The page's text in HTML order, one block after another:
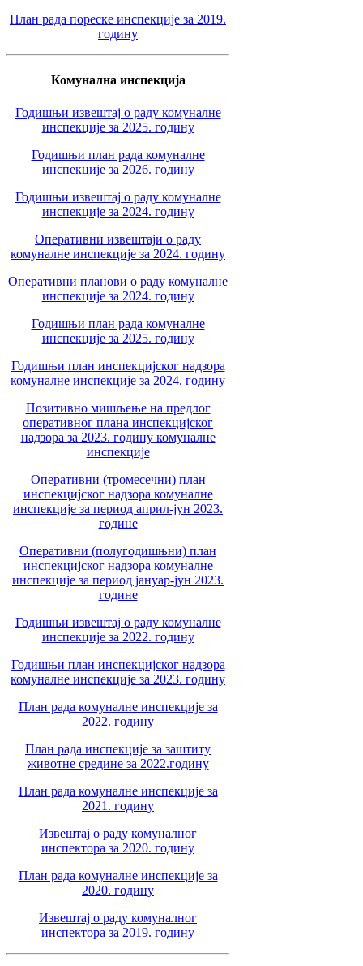
План рада пореске инспекције за 2019.
годину
Комунална инспекција
Годишњи извештај о раду комуналне
инспекције за 2025. годину
Годишњи план рада комуналне
инспекције за 2026. годину
Годишњи извештај о раду комуналне
инспекције за 2024. годину
Оперативни извештаји о раду
комуналне инспекције за 2024. годину
Оперативни планови о раду комуналне
инспекције за 2024. годину
Годишњи план рада комуналне
инспекције за 2025. годину
Годишњи план инспекцијског надзора
комуналне инспекције за 2024. годину
Позитивно мишљење на предлог
оперативног плана инспекцијског
надзора за 2023. годину комуналне
инспекције
Оперативни (тромесечни) план
инспекцијског надзора комуналне
инспекције за период април-јун 2023.
године
Оперативни (полугодишњни) план
инспекцијског надзора комуналне
инспекције за период јануар-јун 2023.
године
Годишњи извештај о раду комуналне
инспекције за 2022. годину
Годишњи план инспекцијског надзора
комуналне инспекције за 2023. годину
План рада комуналне инспекције за
2022. годину
План рада инспекције за заштиту
животне средине за 2022.годину
План рада комуналне инспекције за
2021. годину
Извештај о раду комуналног
инспектора за 2020. годину
План рада комуналне инспекције за
2020. годину
Извештај о раду комуналног
инспектора за 2019. годину